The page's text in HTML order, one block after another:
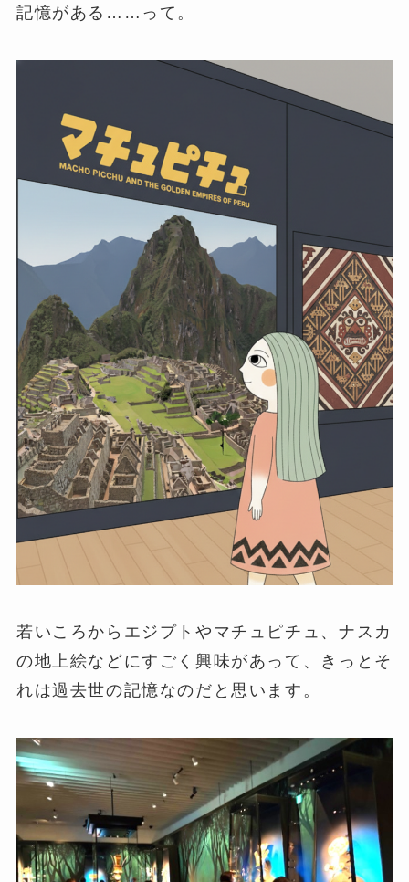
記憶がある……って。
若いころからエジプトやマチュピチュ、ナスカ
の地上絵などにすごく興味があって、きっとそ
れは過去世の記憶なのだと思います。